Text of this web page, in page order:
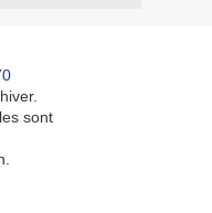
sont